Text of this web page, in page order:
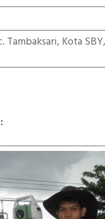
Tambaksari, Kota SBY,